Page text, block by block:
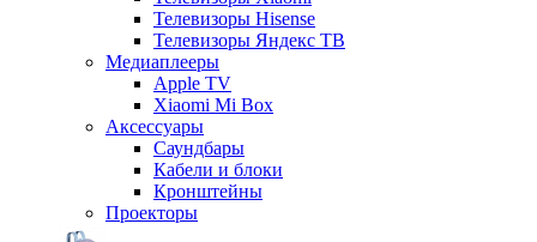
Телевизоры Hisense
Телевизоры Яндекс ТВ
Медиаплееры
Apple TV
Xiaomi Mi Box
Аксессуары
Саундбары
Кабели и блоки
Кронштейны
Проекторы